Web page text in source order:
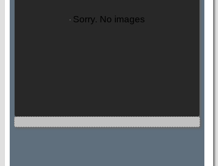
Sorry. No images